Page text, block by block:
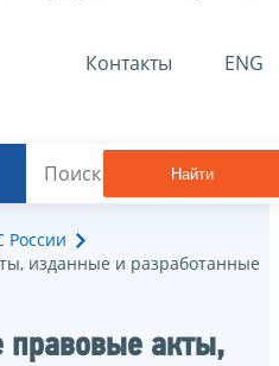
Контакты ENG
Найти
изданные и разработанные
правовые акты,